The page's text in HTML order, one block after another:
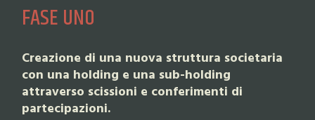
FASE UNO
Creazione di una nuova struttura societaria
con una holding e una sub-holding
attraverso scissioni e conferimenti di
partecipazioni.